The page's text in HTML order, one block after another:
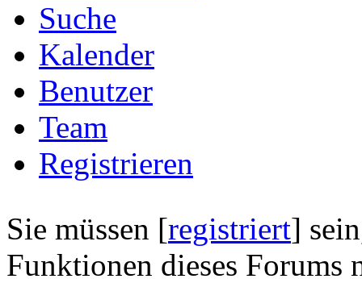
Suche
Kalender
Benutzer
Team
Registrieren
Sie müssen [registriert]
Funktionen dieses Forums